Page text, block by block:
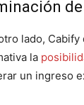
lado,
la
un ingreso